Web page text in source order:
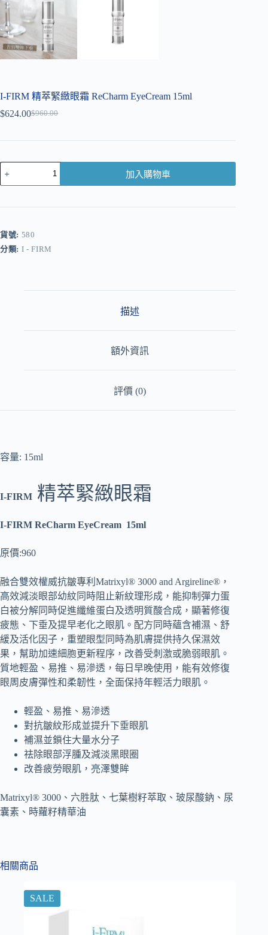
I-FIRM 精萃緊緻眼霜 ReCharm EyeCream 15ml
$960.00
$624.00
加入購物車
r
n
a
貨號: 580
分類: I - FIRM
描述
額外資訊
評價 (0)
容量: 15ml
I-FIRM 精萃緊緻眼霜
I-FIRM ReCharm EyeCream 15ml
原價:960
融合雙效權威抗皺專利Matrixyl® 3000 and Argireline®，
高效減淡眼部幼紋同時阻止新紋理形成，能抑制彈力蛋
白被分解同時促進纖維蛋白及透明質酸合成，顯著修復
疲態、下垂及提早老化之眼肌。配方同時蘊含補濕、舒
緩及活化因子，重塑眼型同時為肌膚提供持久保濕效
果，幫助加速細胞更新程序，改善受刺激或脆弱眼肌。
質地輕盈、易推、易滲透，每日早晚使用，能有效修復
眼周皮膚彈性和柔韌性，全面保持年輕活力眼肌。
輕盈、易推、易滲透
對抗皺紋形成並提升下垂眼肌
補濕並鎖住大量水分子
祛除眼部浮腫及減淡黑眼圈
改善疲勞眼肌，亮澤雙眸
Matrixyl® 3000、六胜肽、七葉樹籽萃取、玻尿酸鈉、尿
囊素、時蘿籽精華油
相關商品
SALE